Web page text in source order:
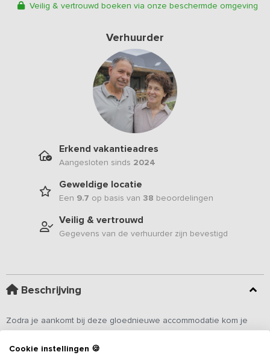
Veilig & vertrouwd boeken via onze beschermde omgeving
Verhuurder
Erkend vakantieadres
Aangesloten sinds 2024
Geweldige locatie
Een 9.7 op basis van 38 beoordelingen
Veilig & vertrouwd
Gegevens van de verhuurder zijn bevestigd
Beschrijving
Zodra je aankomt bij deze gloednieuwe accommodatie kom je
direct in de vakantiestemming. Binnen geniet je van een sfeervolle
schouw die een fraaie scheiding creëert tussen de verschillende
Cookie instellingen 🍪